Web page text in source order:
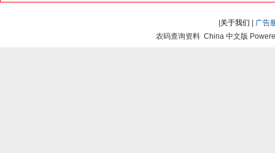
关于我们
广告
农码查询资料 China 中文版